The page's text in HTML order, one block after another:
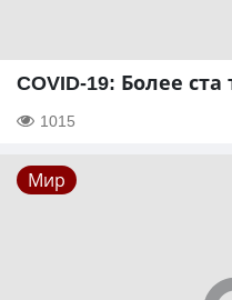
COVID-19: Более
1015
Мир